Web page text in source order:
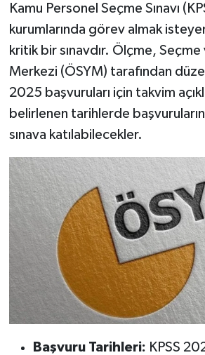
Kamu Personel Seçme Sınavı
kurumlarında görev almak
kritik bir sınavdır. Ölçme,
Merkezi (ÖSYM) tarafından
2025 başvuruları için takvim
belirlenen tarihlerde
sınava katılabilecekler.
Başvuru Tarihleri: KPSS